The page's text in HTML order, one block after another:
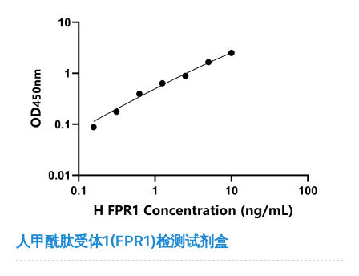
人甲酰肽受体1(FPR1)检测试剂盒